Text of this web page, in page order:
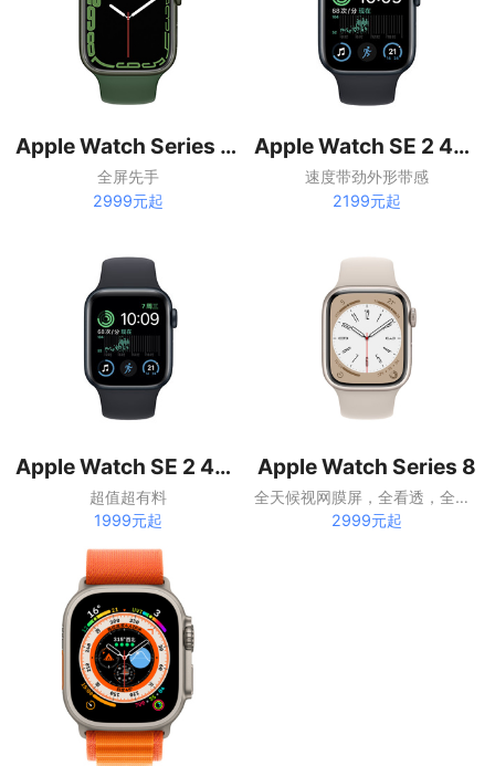
Apple Watch Series 7 41mm
全屏先手
2999元起
Apple Watch SE 2 44毫米
速度带劲外形带感
2199元起
Apple Watch SE 2 40毫米
超值超有料
1999元起
Apple Watch Series 8
全天候视网膜屏，全看透，全办妥。
2999元起